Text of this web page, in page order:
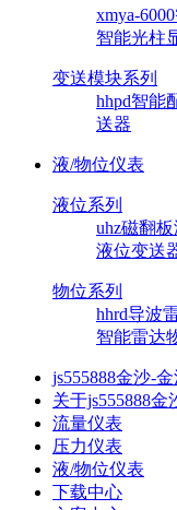
xmya-
智能光柱
变送模块系列
hhpd智能
送器
液/物位仪表
液位系列
uhz磁翻
液位变送
物位系列
hhrd导波
智能雷达
js555888金沙-
关于js555888金
流量仪表
压力仪表
液/物位仪表
下载中心